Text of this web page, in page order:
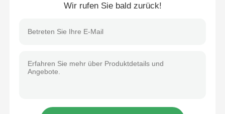
Wir rufen Sie bald zurück!